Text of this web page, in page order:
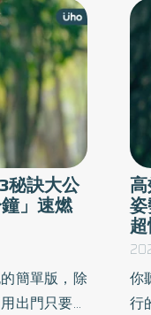
秘訣大公
」速燃
簡單版，除
出門只要在
你
行